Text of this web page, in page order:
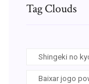
Tag Clouds
Shingeki no
Baixar jogo